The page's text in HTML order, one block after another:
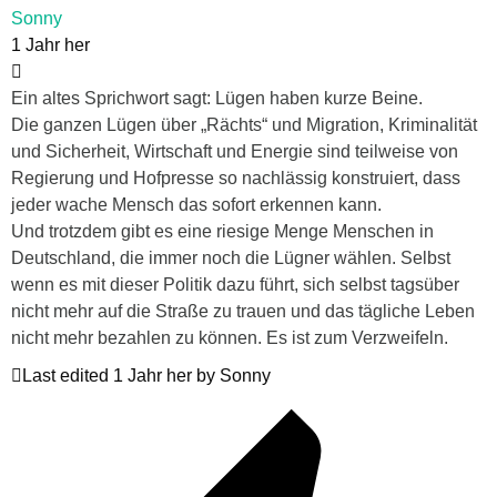
Sonny
1 Jahr her
Ein altes Sprichwort sagt: Lügen haben kurze Beine.
Die ganzen Lügen über „Rächts“ und Migration, Kriminalität
und Sicherheit, Wirtschaft und Energie sind teilweise von
Regierung und Hofpresse so nachlässig konstruiert, dass
jeder wache Mensch das sofort erkennen kann.
Und trotzdem gibt es eine riesige Menge Menschen in
Deutschland, die immer noch die Lügner wählen. Selbst
wenn es mit dieser Politik dazu führt, sich selbst tagsüber
nicht mehr auf die Straße zu trauen und das tägliche Leben
nicht mehr bezahlen zu können. Es ist zum Verzweifeln.
Last edited 1 Jahr her by Sonny